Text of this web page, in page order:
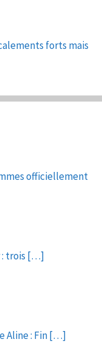
forts mais
officiellement
trois […]
Aline : Fin[…]